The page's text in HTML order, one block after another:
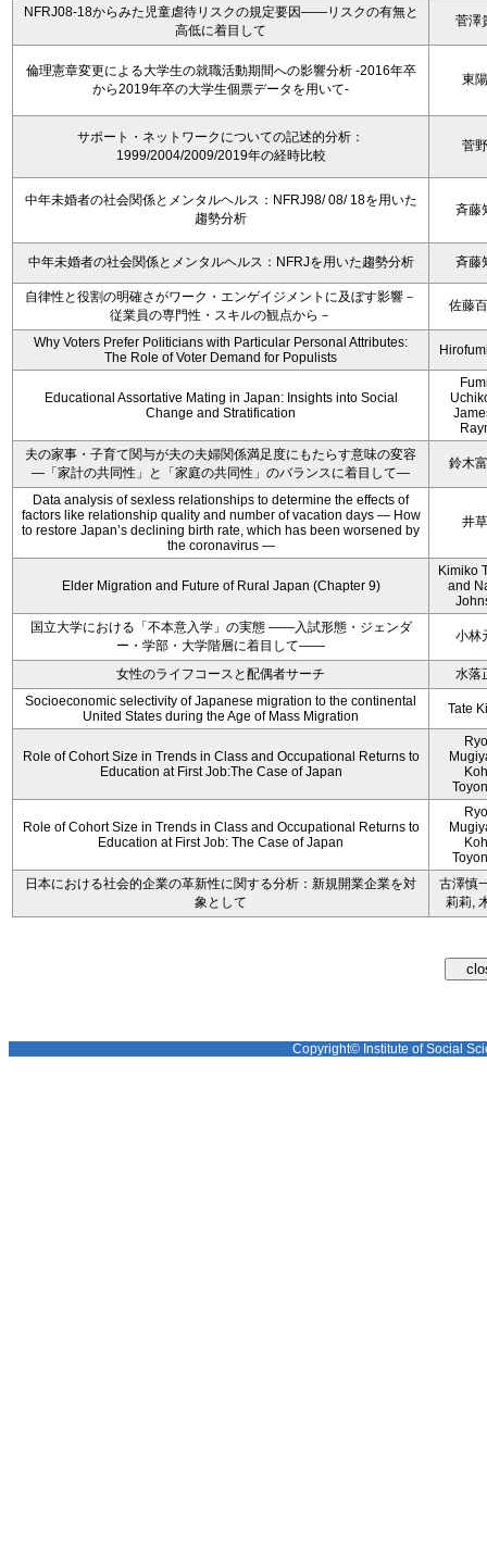
NFRJ08-18からみた児童虐待リスクの規定要因――リスクの有無と
高低に着目して
菅澤
倫理憲章変更による大学生の就職活動期間への影響分析 -2016年卒
から2019年卒の大学生個票データを用いて-
東
サポート・ネットワークについての記述的分析：
1999/2004/2009/2019年の経時比較
菅
中年未婚者の社会関係とメンタルヘルス：NFRJ98/ 08/ 18を用いた
趨勢分析
斉藤
中年未婚者の社会関係とメンタルヘルス：NFRJを用いた趨勢分析 斉藤
自律性と役割の明確さがワーク・エンゲイジメントに及ぼす影響－
従業員の専門性・スキルの観点から－
佐藤
Why Voters Prefer Politicians with Particular Personal Attributes:
The Role of Voter Demand for Populists
Educational Assortative Mating in Japan: Insights into Social
Change and Stratification
夫の家事・子育て関与が夫の夫婦関係満足度にもたらす意味の変容
―「家計の共同性」と「家庭の共同性」のバランスに着目して―
鈴木
Data analysis of sexless relationships to determine the effects of
factors like relationship quality and number of vacation days ― How
to restore Japan’s declining birth rate, which has been worsened by
the coronavirus ―
井
Elder Migration and Future of Rural Japan (Chapter 9)
Kimiko
and
国立大学における「不本意入学」の実態 ――入試形態・ジェンダ
ー・学部・大学階層に着目して――
小林
女性のライフコースと配偶者サーチ
水落
Socioeconomic selectivity of Japanese migration to the continental
United States during the Age of Mass Migration
Tate
Role of Cohort Size in Trends in Class and Occupational Returns to
Education at First Job:The Case of Japan
Role of Cohort Size in Trends in Class and Occupational Returns to
Education at First Job: The Case of Japan
日本における社会的企業の革新性に関する分析：新規開業企業を対
象として
古澤慎
莉莉,
Copyright© Institute of Social